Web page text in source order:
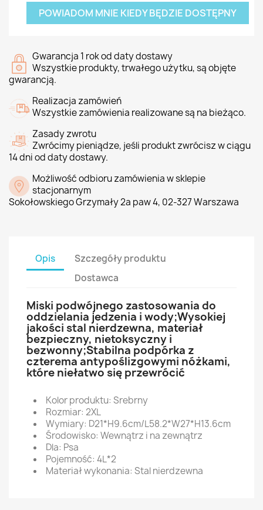
POWIADOM MNIE KIEDY BĘDZIE DOSTĘPNY
Gwarancja 1 rok od daty dostawy
Wszystkie produkty, trwałego użytku, są objęte
gwarancją.
Realizacja zamówień
Wszystkie zamówienia realizowane są na bieżąco.
Zasady zwrotu
Zwrócimy pieniądze, jeśli produkt zwrócisz w ciągu
14 dni od daty dostawy.
Możliwość odbioru zamówienia w sklepie
stacjonarnym
Sokołowskiego Grzymały 2a paw 4, 02-327 Warszawa
Opis
Szczegóły produktu
Dostawca
Miski podwójnego zastosowania do
oddzielania jedzenia i wody;Wysokiej
jakości stal nierdzewna, materiał
bezpieczny, nietoksyczny i
bezwonny;Stabilna podpórka z
czterema antypoślizgowymi nóżkami,
które niełatwo się przewrócić
Kolor produktu: Srebrny
Rozmiar: 2XL
Wymiary: D21*H9.6cm/L58.2*W27*H13.6cm
Środowisko: Wewnątrz i na zewnątrz
Dla: Psa
Pojemność: 4L*2
Materiał wykonania: Stal nierdzewna